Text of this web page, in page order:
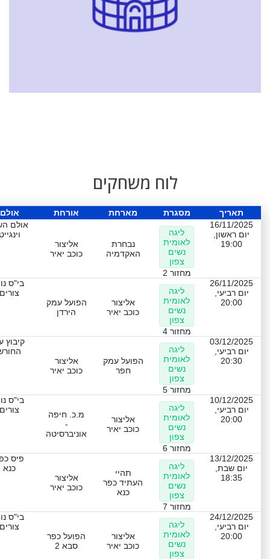
לוח משחקים
תאריך מסגרת מארחת אורחת
אולם
16/11/2025
יום ראשון,
19:00
ליגה
לאומית
נשים
צפון
מחזור 2
נבחרת
האקדמיה
אליצור
כוכב יאיר
אולם
26/11/2025
יום רביעי,
20:00
ליגה
לאומית
נשים
צפון
מחזור 4
אליצור
כוכב יאיר
הפועל עמק
הירדן
בי"ס
צורים
03/12/2025
יום רביעי,
20:30
ליגה
לאומית
נשים
צפון
מחזור 5
הפועל עמק
חפר
אליצור
כוכב יאיר
קיבוץ
10/12/2025
יום רביעי,
20:00
ליגה
לאומית
נשים
צפון
מחזור 6
אליצור
כוכב יאיר
מ.כ. חיפה
-
אוניברסיטה
בי"ס
צורים
13/12/2025
יום שבת,
18:35
ליגה
לאומית
נשים
צפון
מחזור 7
תהיי
העתיד כפר
כנא
אליצור
כוכב יאיר
פיס
כנא
24/12/2025
יום רביעי,
20:00
ליגה
לאומית
נשים
צפון
אליצור
כוכב יאיר
הפועל כפר
סבא 2
בי"ס
צורים